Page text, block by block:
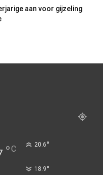
aan voor gijzeling
°C 20.6°
18.9°